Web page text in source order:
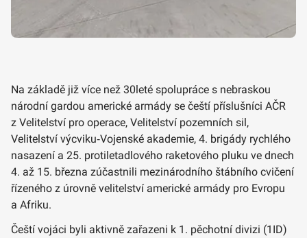
Na základě již více než 30leté spolupráce s nebraskou
národní gardou americké armády se čeští příslušníci AČR
z Velitelství pro operace, Velitelství pozemních sil,
Velitelství výcviku‑Vojenské akademie, 4. brigády rychlého
nasazení a 25. protiletadlového raketového pluku ve dnech
4. až 15. března zúčastnili mezinárodního štábního cvičení
řízeného z úrovně velitelství americké armády pro Evropu
a Afriku.
Čeští vojáci byli aktivně zařazeni k 1. pěchotní divizi (1ID)